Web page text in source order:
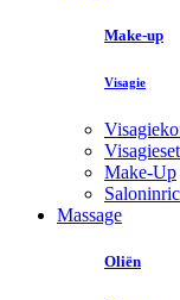
Make-up
Visagie
Make-Up
Massage
Oliën